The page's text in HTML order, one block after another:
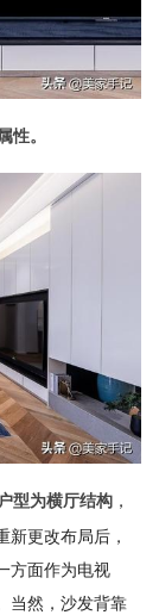
性。
型为横厅结构 ，
新更改布局后，
方面作为电视
当然，沙发背靠